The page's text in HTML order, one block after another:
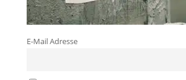
E-Mail Adresse